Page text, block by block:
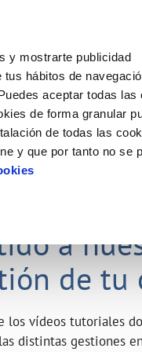
y mostrarte publicidad
hábitos de
aceptar todas las
de forma granular
de todas las
y que por tanto no se
DE DATOS
datos bancarios
datos de domicilio
DE SERVICIO
(Defensa del cliente)
AGUA
reserva
Nuestros
a
de tu
los vídeos tutoriales
distintas gestiones